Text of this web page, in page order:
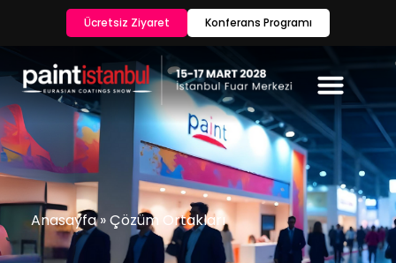
Ücretsiz Ziyaret Konferans Programı
Anasayfa»Çözüm Ortakları